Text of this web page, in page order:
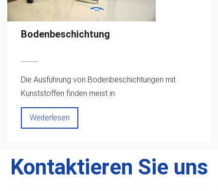
Bodenbeschichtung
Die Ausführung von Bodenbeschichtungen mit
Kunststoffen finden meist in
Weiterlesen
Kontaktieren Sie uns